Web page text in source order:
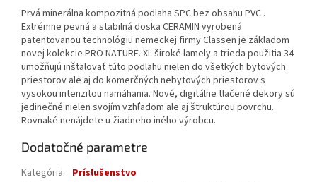
Prvá minerálna kompozitná podlaha SPC bez obsahu PVC .
Extrémne pevná a stabilná doska CERAMIN vyrobená
patentovanou technológiu nemeckej firmy Classen je základom
novej kolekcie PRO NATURE. XL široké lamely a trieda použitia 34
umožňujú inštalovať túto podlahu nielen do všetkých bytových
priestorov ale aj do komerčných nebytových priestorov s
vysokou intenzitou namáhania. Nové, digitálne tlačené dekory sú
jedinečné nielen svojím vzhľadom ale aj štruktúrou povrchu.
Rovnaké nenájdete u žiadneho iného výrobcu.
Dodatočné parametre
Kategória: Príslušenstvo